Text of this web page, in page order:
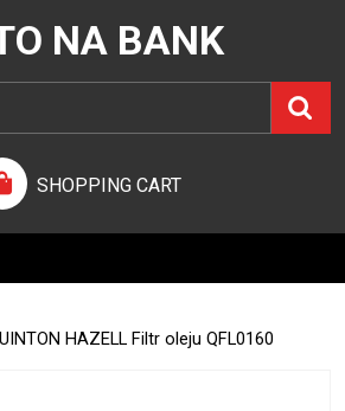
NA BANK
SHOPPING CART
HAZELL Filtr oleju QFL0160